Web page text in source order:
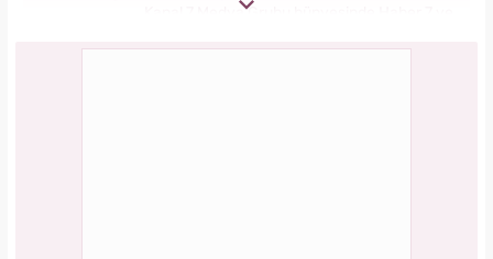
durumunu paylaştı